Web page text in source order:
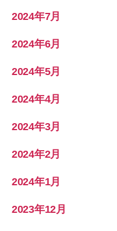
2024年7月
2024年6月
2024年5月
2024年4月
2024年3月
2024年2月
2024年1月
2023年12月